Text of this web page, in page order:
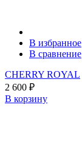
В избранное
В сравнение
CHERRY ROYAL
2 600 ₽
В корзину